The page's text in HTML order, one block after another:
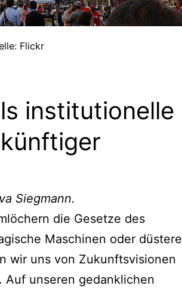
Flickr
institutionelle
Siegmann.
die Gesetze des
Maschinen oder düstere
wir uns von Zukunftsvisionen
Auf unseren gedanklichen